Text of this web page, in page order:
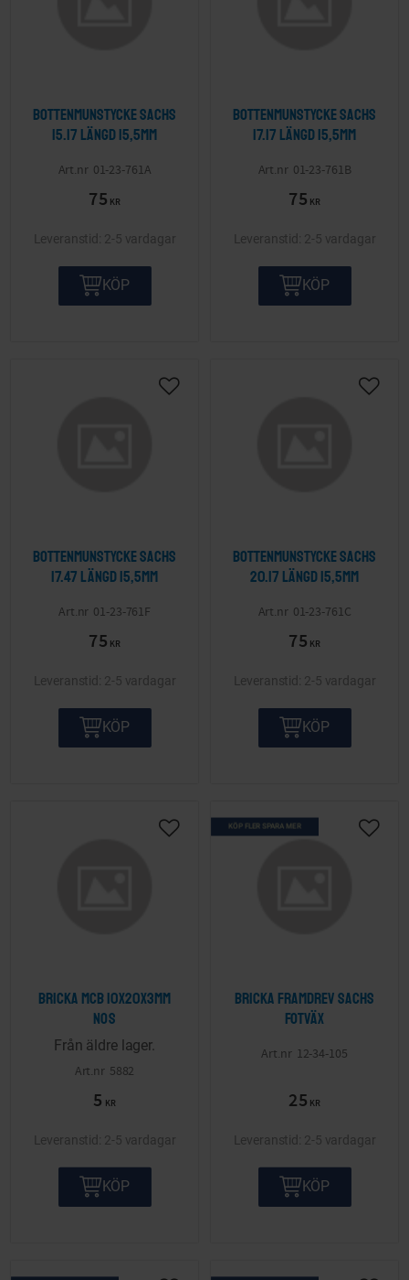
Bottenmunstycke Sachs
15.17 längd 15,5mm
01-23-761A
75 KR
2-5 vardagar
KÖP
Bottenmunstycke Sachs
17.17 längd 15,5mm
01-23-761B
75 KR
2-5 vardagar
KÖP
Bottenmunstycke Sachs
17.47 längd 15,5mm
01-23-761F
75 KR
Lägg till i önskelista
2-5 vardagar
KÖP
Bottenmunstycke Sachs
20.17 längd 15,5mm
01-23-761C
75 KR
Lägg
2-5 vardagar
KÖP
Bricka MCB 10x20x3mm
NOS
Från äldre lager.
5882
5 KR
Lägg till i önskelista
2-5 vardagar
KÖP
Bricka framdrev Sachs
fotväx
12-34-105
25 KR
KÖP FLER SPARA MER
Lägg
2-5 vardagar
KÖP